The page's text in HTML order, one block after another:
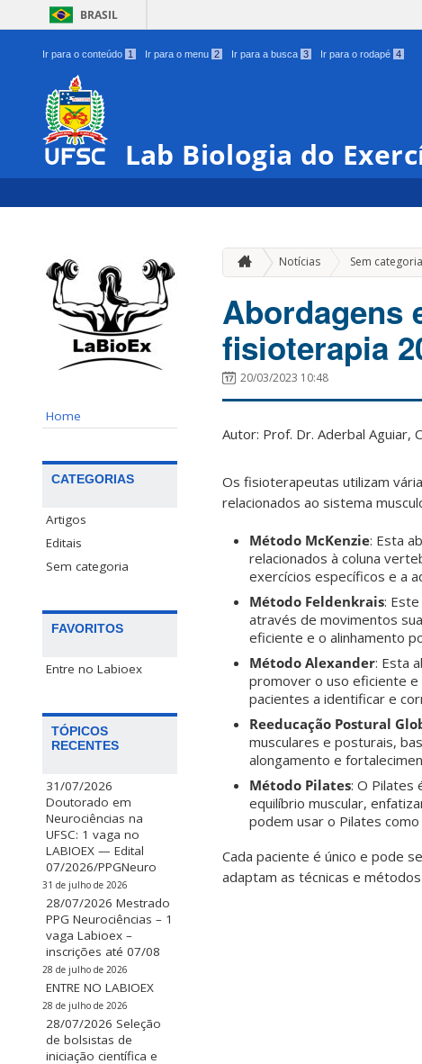
BRASIL
Ir para o conteúdo 1 Ir para o menu 2 Ir para a busca 3 Ir para o rodapé 4
Lab Biologia do
Home
CATEGORIAS
Artigos
Editais
Sem categoria
FAVORITOS
Entre no Labioex
TÓPICOS
RECENTES
31/07/2026
Doutorado em
Neurociências na
UFSC: 1 vaga no
LABIOEX — Edital
07/2026/PPGNeuro
31 de julho de 2026
28/07/2026 Mestrado
PPG Neurociências – 1
vaga Labioex –
inscrições até 07/08
28 de julho de 2026
ENTRE NO LABIOEX
28 de julho de 2026
28/07/2026 Seleção
de bolsistas de
iniciação científica e
Notícias Sem categoria
Abordagens
fisioterapia
20/03/2023 10:48
Autor: Prof. Dr. Aderbal Aguiar,
Os fisioterapeutas utilizam
relacionados ao sistema
Método McKenzie: Esta
relacionados à coluna
exercícios específicos e a
Método Feldenkrais:
através de movimentos
eficiente e o alinhamento
Método Alexander: Esta
promover o uso eficiente
pacientes a identificar e
Reeducação Postural
musculares e posturais,
alongamento e
Método Pilates: O Pilates
equilíbrio muscular,
podem usar o Pilates
Cada paciente é único e pode
adaptam as técnicas e